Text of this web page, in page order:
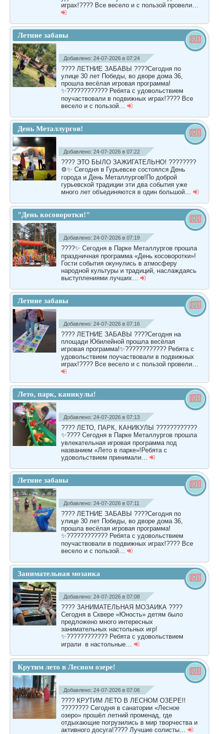
играх!???? Все весело и с пользой провели…
Летние забавы
Добавлено: 24-07-2026 в 07:24
???? ЛЕТНИЕ ЗАБАВЫ ????Сегодня по
улице 30 лет Победы, во дворе дома 36,
прошла весёлая игровая программа!
✨???????????? Ребята с удовольствием
поучаствовали в подвижных играх!???? Все
весело и с пользой…
День Металлургов!
Добавлено: 24-07-2026 в 07:22
???? ЭТО БЫЛО ЗАЖИГАТЕЛЬНО! ????????
⚙️✨ Сегодня в Гурьевске состоялся День
города и День Металлургов!По доброй
гурьевской традиции эти два события уже
много лет объединяются в один большой…
"День косоворотки!"
Добавлено: 24-07-2026 в 07:19
????✨ Сегодня в Парке Металлургов прошла
праздничная программа «День косоворотки»!
Гости события окунулись в атмосферу
народной культуры и традиций, наслаждаясь
выступлениями лучших…
Летние забавы
Добавлено: 24-07-2026 в 07:16
???? ЛЕТНИЕ ЗАБАВЫ ????Сегодня на
площади Юбилейной прошла весёлая
игровая программа!✨???????????? Ребята с
удовольствием поучаствовали в подвижных
играх!???? Все весело и с пользой провели…
Лето, парк, каникулы!
Добавлено: 24-07-2026 в 07:13
???? ЛЕТО, ПАРК, КАНИКУЛЫ ????????????
✨???? Сегодня в Парке Металлургов прошла
увлекательная игровая программа под
названием «Лето в парке»!Ребята с
удовольствием принимали…
Летние забавы
Добавлено: 24-07-2026 в 07:11
???? ЛЕТНИЕ ЗАБАВЫ ????Сегодня по
улице 30 лет Победы, во дворе дома 36,
прошла весёлая игровая программа!
✨???????????? Ребята с удовольствием
поучаствовали в подвижных играх!???? Все
весело и с пользой…
Занимательная мозаика
Добавлено: 24-07-2026 в 07:08
???? ЗАНИМАТЕЛЬНАЯ МОЗАИКА ????
Сегодня в Сквере «Юность» детям было
предложено много интересных
занимательных настольных игр!
✨???????????? Ребята с удовольствием
играли в настольные…
Крутим лето в Лесном озере!
Добавлено: 24-07-2026 в 07:06
???? КРУТИМ ЛЕТО В ЛЕСНОМ ОЗЕРЕ!!
???????? Сегодня в санатории «Лесное
озеро» прошёл летний променад, где
отдыхающие погрузились в мир творчества и
активного досуга!???? Лучшие солисты…